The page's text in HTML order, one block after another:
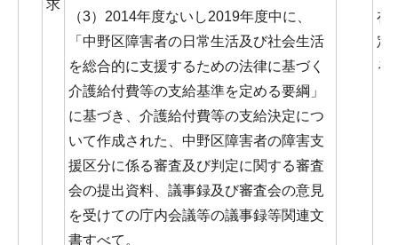
求
（3）2014年度ないし2019年度中に、
「中野区障害者の日常生活及び社会生活
を総合的に支援するための法律に基づく
介護給付費等の支給基準を定める要綱」
に基づき、介護給付費等の支給決定につ
いて作成された、中野区障害者の障害支
援区分に係る審査及び判定に関する審査
会の提出資料、議事録及び審査会の意見
を受けての庁内会議等の議事録等関連文
書すべて。
在
定
る